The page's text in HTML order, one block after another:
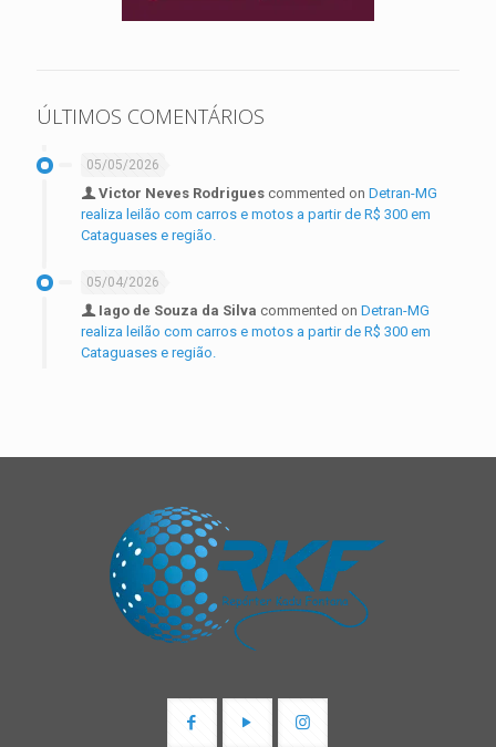
ÚLTIMOS COMENTÁRIOS
05/05/2026
Victor Neves Rodrigues commented on Detran-MG
realiza leilão com carros e motos a partir de R$ 300 em
Cataguases e região.
05/04/2026
Iago de Souza da Silva commented on Detran-MG
realiza leilão com carros e motos a partir de R$ 300 em
Cataguases e região.